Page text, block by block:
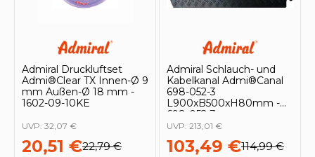
Admiral Druckluftset
Admi®Clear TX Innen-Ø 9
mm Außen-Ø 18 mm -
1602-09-10KE
20,51 €22,79 €
UVP: 32,07 €
Admiral Schlauch- und
Kabelkanal Admi®Canal
698-052-3
L900xB500xH80mm -
698-052-3
103,49 €114,99 €
UVP: 213,01 €